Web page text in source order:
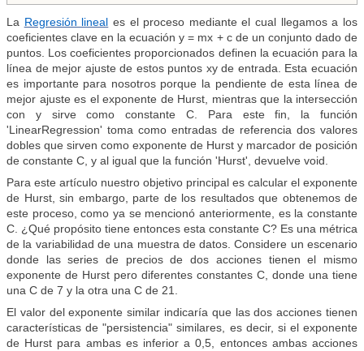
La Regresión lineal es el proceso mediante el cual llegamos a los
coeficientes clave en la ecuación y = mx + c de un conjunto dado de
puntos. Los coeficientes proporcionados definen la ecuación para la
línea de mejor ajuste de estos puntos xy de entrada. Esta ecuación
es importante para nosotros porque la pendiente de esta línea de
mejor ajuste es el exponente de Hurst, mientras que la intersección
con y sirve como constante C. Para este fin, la función
'LinearRegression' toma como entradas de referencia dos valores
dobles que sirven como exponente de Hurst y marcador de posición
de constante C, y al igual que la función 'Hurst', devuelve void.
Para este artículo nuestro objetivo principal es calcular el exponente
de Hurst, sin embargo, parte de los resultados que obtenemos de
este proceso, como ya se mencionó anteriormente, es la constante
C. ¿Qué propósito tiene entonces esta constante C? Es una métrica
de la variabilidad de una muestra de datos. Considere un escenario
donde las series de precios de dos acciones tienen el mismo
exponente de Hurst pero diferentes constantes C, donde una tiene
una C de 7 y la otra una C de 21.
El valor del exponente similar indicaría que las dos acciones tienen
características de "persistencia" similares, es decir, si el exponente
de Hurst para ambas es inferior a 0,5, entonces ambas acciones